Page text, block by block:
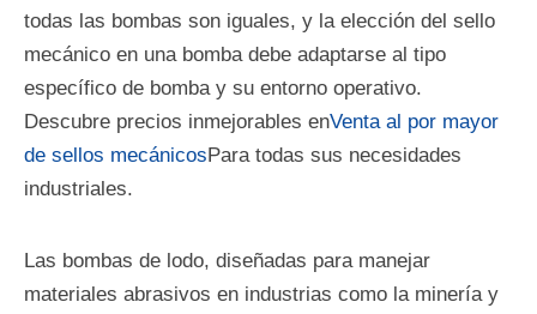
todas las bombas son iguales, y la elección del sello
mecánico en una bomba debe adaptarse al tipo
específico de bomba y su entorno operativo.
Descubre precios inmejorables enVenta al por mayor
de sellos mecánicosPara todas sus necesidades
industriales.
Las bombas de lodo, diseñadas para manejar
materiales abrasivos en industrias como la minería y